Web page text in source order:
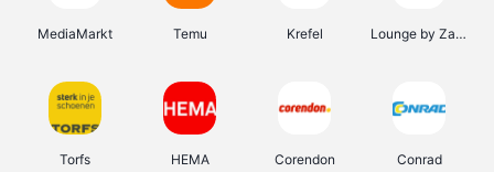
MediaMarkt Temu Krefel Lounge by Zalando
Torfs HEMA Corendon Conrad